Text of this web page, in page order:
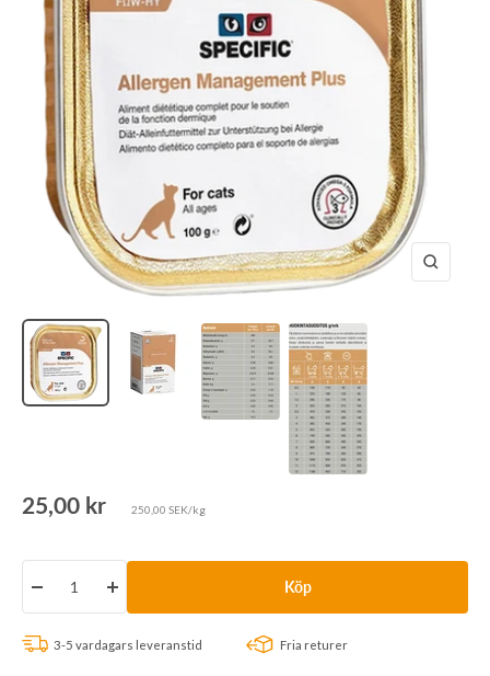
Zooma
Rea-
25,00 kr 250,00 SEK/kg
Minska
Öka
Köp
3-5 vardagars leveranstid Fria returer